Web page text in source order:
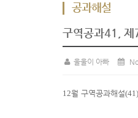
공과해설
구역공과41, 제
울울이 아빠
12월 구역공과해설(41)